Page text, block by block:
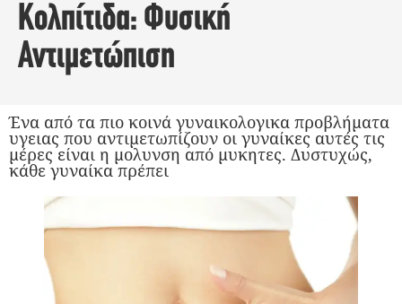
Κολπίτιδα: Φυσική
Αντιμετώπιση
Ένα από τα πιο κοινά γυναικολογικα προβλήματα
υγειας που αντιμετωπίζουν οι γυναίκες αυτές τις
μέρες είναι η μολυνση από μυκητες. Δυστυχώς,
κάθε γυναίκα πρέπει